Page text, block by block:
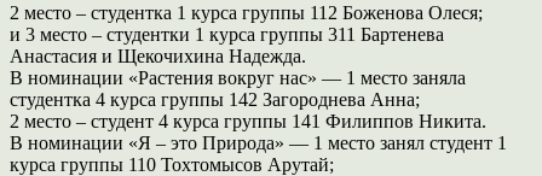
2 место – студентка 1 курса группы 112 Боженова Олеся;
и 3 место – студентки 1 курса группы 311 Бартенева
Анастасия и Щекочихина Надежда.
В номинации «Растения вокруг нас» — 1 место заняла
студентка 4 курса группы 142 Загороднева Анна;
2 место – студент 4 курса группы 141 Филиппов Никита.
В номинации «Я – это Природа» — 1 место занял студент 1
курса группы 110 Тохтомысов Арутай;